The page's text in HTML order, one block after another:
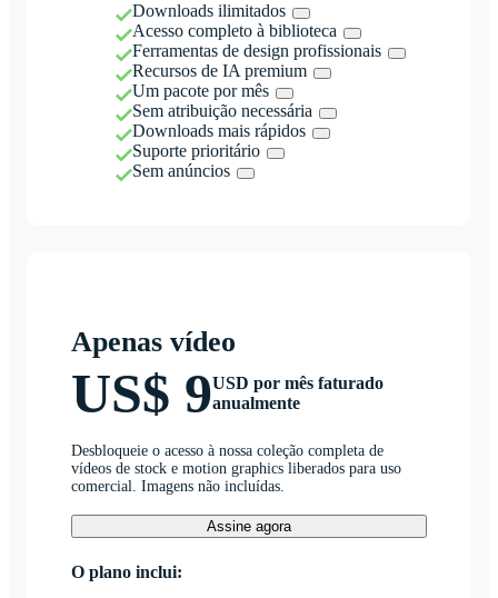
Downloads ilimitados
Acesso completo à biblioteca
Ferramentas de design profissionais
Recursos de IA premium
Um pacote por mês
Sem atribuição necessária
Downloads mais rápidos
Suporte prioritário
Sem anúncios
Apenas vídeo
US$ 9USD por mês faturado
anualmente
Desbloqueie o acesso à nossa coleção completa de
vídeos de stock e motion graphics liberados para uso
comercial. Imagens não incluídas.
Assine agora
O plano inclui: